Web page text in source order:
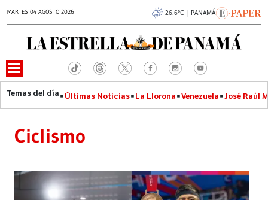
MARTES 04 AGOSTO 2026 26.6°C | PANAMÁ
Últimas Noticias La Llorona Venezuela José Raúl
Ciclismo